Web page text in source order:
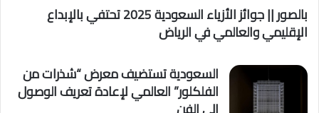
بالصور || جوائز الأزياء السعودية 2025 تحتفي بالإبداع
الإقليمي والعالمي في الرياض
السعودية تستضيف معرض “شذرات من
الفلكلور” العالمي لإعادة تعريف الوصول